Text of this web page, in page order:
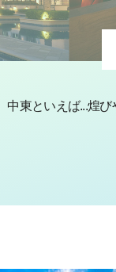
中東といえば...煌